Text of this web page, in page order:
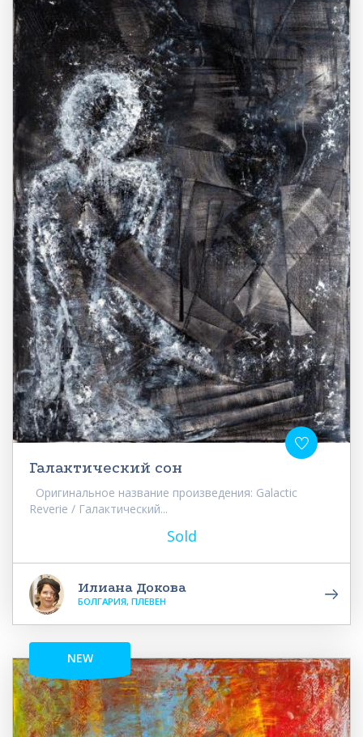
Галактический сон
Оригинальное название произведения: Galactic
Reverie / Галактический...
Sold
Илиана Докова
БОЛГАРИЯ, ПЛЕВЕН
NEW